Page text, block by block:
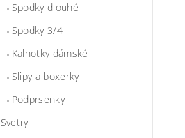
Spodky dlouhé
Spodky 3/4
Kalhotky dámské
Slipy a boxerky
Podprsenky
Svetry